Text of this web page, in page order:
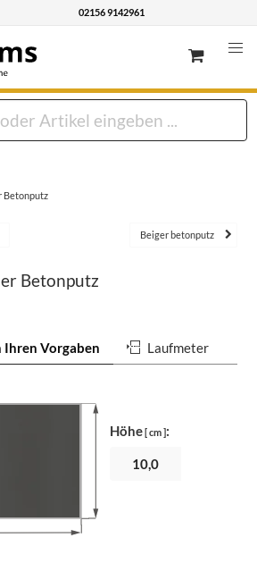
02156 9142961
Betonputz
Beiger betonputz
Betonputz
Vorgaben Laufmeter
Höhe[ cm ]: